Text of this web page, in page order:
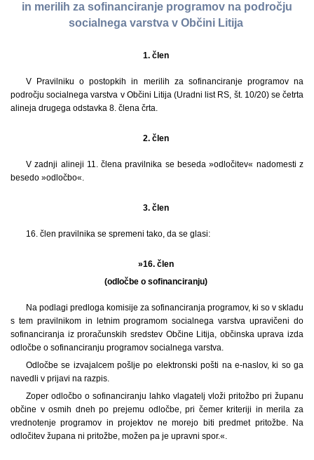
in merilih za sofinanciranje programov na področju
socialnega varstva v Občini Litija
1. člen
V Pravilniku o postopkih in merilih za sofinanciranje programov na
področju socialnega varstva v Občini Litija (Uradni list RS, št. 10/20) se četrta
alineja drugega odstavka 8. člena črta.
2. člen
V zadnji alineji 11. člena pravilnika se beseda »odločitev« nadomesti z
besedo »odločbo«.
3. člen
16. člen pravilnika se spremeni tako, da se glasi:
»16. člen
(odločbe o sofinanciranju)
Na podlagi predloga komisije za sofinanciranja programov, ki so v skladu
s tem pravilnikom in letnim programom socialnega varstva upravičeni do
sofinanciranja iz proračunskih sredstev Občine Litija, občinska uprava izda
odločbe o sofinanciranju programov socialnega varstva.
Odločbe se izvajalcem pošlje po elektronski pošti na e-naslov, ki so ga
navedli v prijavi na razpis.
Zoper odločbo o sofinanciranju lahko vlagatelj vloži pritožbo pri županu
občine v osmih dneh po prejemu odločbe, pri čemer kriteriji in merila za
vrednotenje programov in projektov ne morejo biti predmet pritožbe. Na
odločitev župana ni pritožbe, možen pa je upravni spor.«.